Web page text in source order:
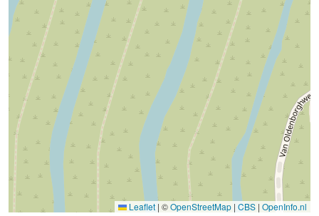
Leaflet | ©OpenStreetMap | CBS | OpenInfo.nl